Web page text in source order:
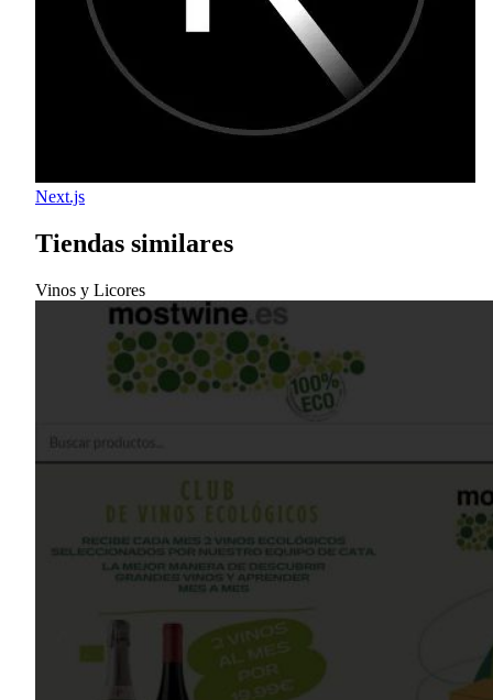
Next.js
Tiendas similares
Vinos y Licores